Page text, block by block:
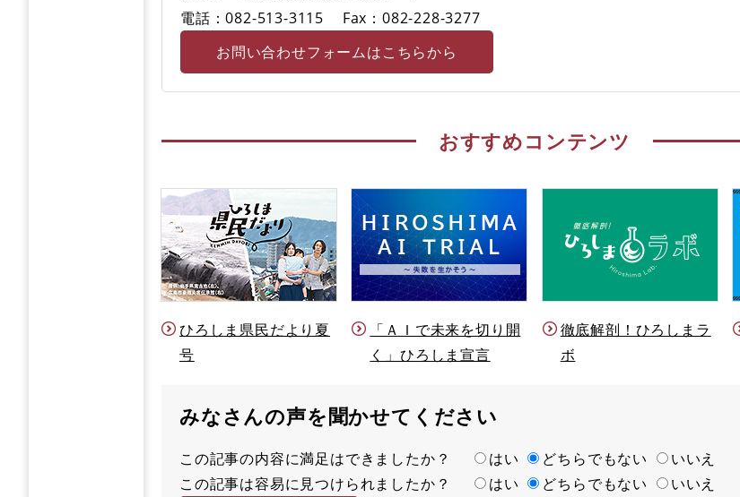
電話：082-513-3115
Fax：082-228-3277
お問い合わせフォームはこちらから
おすすめコンテンツ
ひろしま県民だより夏
号
「ＡＩで未来を切り開
く」ひろしま宣言
徹底解剖！ひろしまラ
ボ
みなさんの声を聞かせてください
満
足
この記事の内容に満足はできましたか？ はい どちらでもない
いいえ
容
この記事は容易に見つけられましたか？ はい どちらでもない いいえ